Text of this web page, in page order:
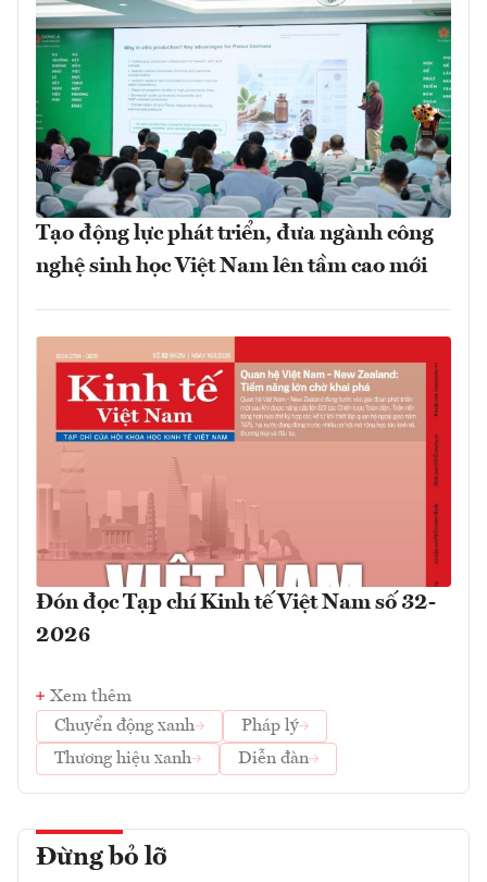
Tạo động lực phát triển, đưa ngành công
nghệ sinh học Việt Nam lên tầm cao mới
Đón đọc Tạp chí Kinh tế Việt Nam số 32-
2026
Xem thêm
Chuyển động xanh
Pháp lý
Thương hiệu xanh
Diễn đàn
Đừng bỏ lỡ